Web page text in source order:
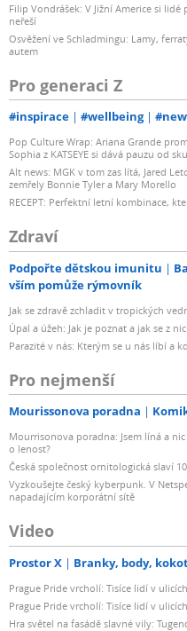
Filip Vondrášek: V Jižní Americe si
neřeší
Osvěžení ve Schladmingu: Lamy,
autem
Pro generaci Z
#inspirace #wellbeing
Pop Culture Wrap: Ariana Grande
Sophia z KATSEYE si dává pauzu od
Alt news: MGK v tom zas lítá, Jared
zemřely Bonnie Tyler a Mary Morello
RECEPT: Perfektní letní kombinace,
Zdraví
Podpořte dětskou imunitu
vším pomůže rýmovník
Jak se zdravě zchladit v tropických
Úpal a úžeh: Jak je poznat a jak se z
Parazité v nás: Kterým se u nás líbí a
Pro nejmenší
Mourissonova poradna
Mourrisonova poradna: Jsem líná a
o lenost?
Česká společnost ornitologická slaví
Vyzkoušejte český kyberpunk. V
napadajícím korporátní sítě
Video
Prostor X Branky, body,
Prague Pride vrcholí: Tisíce lidí v
Prague Pride vrcholí: Tisíce lidí v
Hra světel na fasádě slavné vily: